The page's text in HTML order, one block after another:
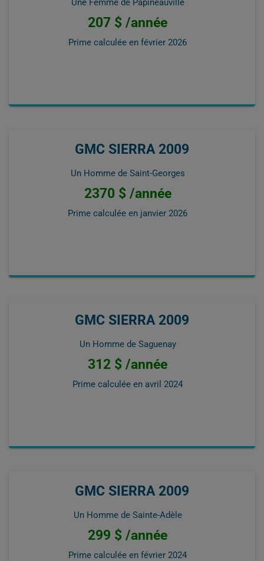
207 $ /année
Prime calculée en février 2026
GMC SIERRA 2009
Un Homme de Saint-Georges
2370 $ /année
Prime calculée en janvier 2026
GMC SIERRA 2009
Un Homme de Saguenay
312 $ /année
Prime calculée en avril 2024
GMC SIERRA 2009
Un Homme de Sainte-Adèle
299 $ /année
Prime calculée en février 2024